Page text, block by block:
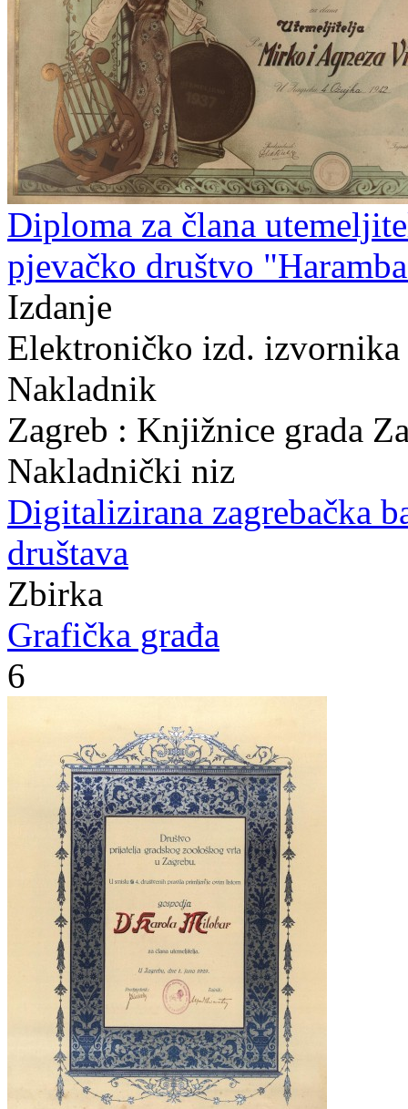
Diploma za člana
pjevačko društvo
Izdanje
Elektroničko izd. izvornika
Nakladnik
Zagreb : Knjižnice grada
Nakladnički niz
Digitalizirana zagrebačka
društava
Zbirka
Grafička građa
6